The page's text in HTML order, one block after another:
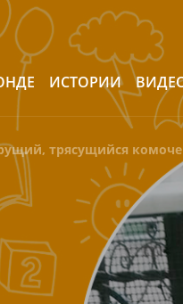
ИСТОРИИ
трясущийся